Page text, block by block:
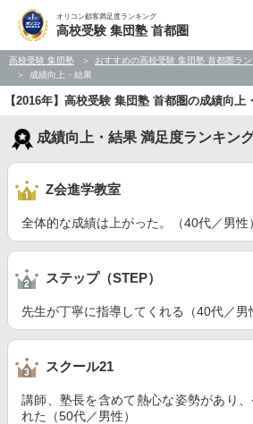
オリコン顧客満足度ランキング
高校受験 集団塾 首都圏
高校受験 集団塾 おすすめの高校受験 集団塾 首都圏ラ
成績向上・結果
【2016年】高校受験 集団塾 首都圏の成績向
成績向上・結果 満足度ランキン
Z会進学教室
全体的な成績は上がった。（40代／男性）
ステップ（STEP）
先生が丁寧に指導してくれる（40代／男
スクール21
講師、塾長を含めて熱心な姿勢があり
れた（50代／男性）